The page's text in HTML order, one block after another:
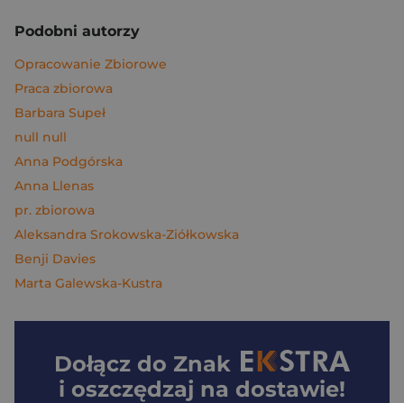
Podobni autorzy
Opracowanie Zbiorowe
Praca zbiorowa
Barbara Supeł
null null
Anna Podgórska
Anna Llenas
pr. zbiorowa
Aleksandra Srokowska-Ziółkowska
Benji Davies
Marta Galewska-Kustra
Dołącz do Znak
i oszczędzaj na dostawie!